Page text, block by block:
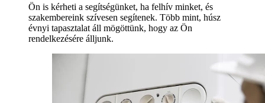
Ön is kérheti a segítségünket, ha felhív minket, és
szakembereink szívesen segítenek. Több mint, húsz
évnyi tapasztalat áll mögöttünk, hogy az Ön
rendelkezésére álljunk.